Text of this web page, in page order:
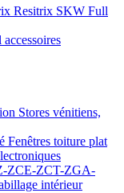
Resitrix SKW Full
Stores vénitiens,
Fenêtres toiture plat
ZCE-ZCT-ZGA-
intérieur